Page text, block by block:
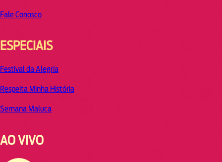
Fale Conosco
ESPECIAIS
Festival da Alegria
Respeita Minha História
Semana Maluca
AO VIVO